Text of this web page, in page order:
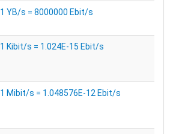
1 YB/s = 8000000 Ebit/s
1 Kibit/s = 1.024E-15 Ebit/s
1 Mibit/s = 1.048576E-12 Ebit/s